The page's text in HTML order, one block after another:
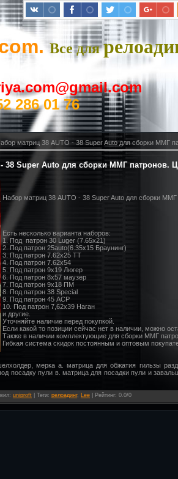
Все для
286 01 76
матриц 38 AUTO - 38 Super Auto для сборки ММГ
38 Super Auto для сборки ММГ патронов.
Набор матриц 38 AUTO - 38 Super Auto для сборки ММГ
Есть несколько варианта наборов:
1. Под патрон 30 Luger (7.65х21)
2. Под патрон 25auto(6.35х15 Браунинг)
3. Под патрон 7.62х25 ТТ
4. Под патрон 7.62х54
5. Под патрон 9х19 Люгер
6. Под патрон 8х57 маузер
7. Под патрон 9х18 ПМ
8. Под патрон 38 Special
9. Под патрон 45 АСР
10. Под патрон 7,62х39 Наган
и другие.
Уточняйте наличие перед покупкой.
Если какой то позиции сейчас нет в наличии, можно
Также в наличии комплектующие для сборки ММГ
Гибкая система скидок постоянным и оптовым
мерка а. матрица для обжатия гильзы
посадку пули в. матрица для посадки пули и
: uniproft Теги: релоадинг, Lee Рейтинг: 0.0/0